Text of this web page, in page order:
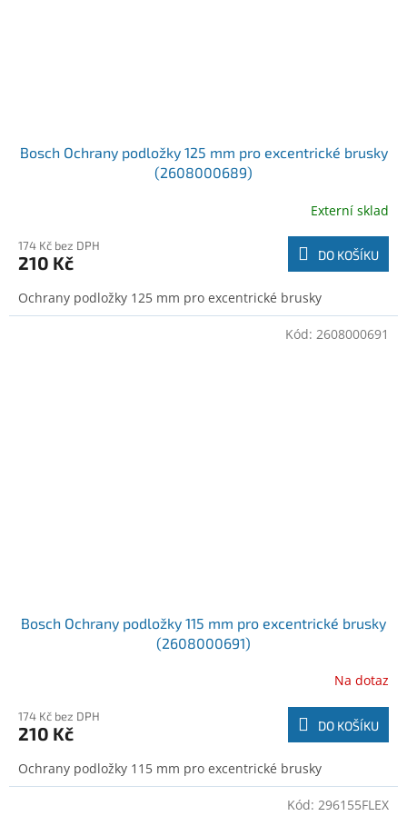
Bosch Ochrany podložky 125 mm pro excentrické brusky
(2608000689)
Externí sklad
174 Kč bez DPH
210 Kč DO KOŠÍKU
Ochrany podložky 125 mm pro excentrické brusky
Bosch Ochrany podložky 115 mm pro excentrické brusky
(2608000691)
Na dotaz
174 Kč bez DPH
210 Kč DO KOŠÍKU
Ochrany podložky 115 mm pro excentrické brusky
Kód: 2608000691
Kód: 296155FLEX